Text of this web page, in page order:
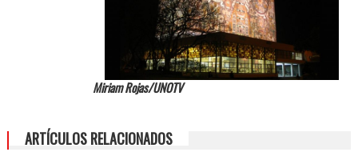
Miriam Rojas/UNOTV
ARTÍCULOS RELACIONADOS